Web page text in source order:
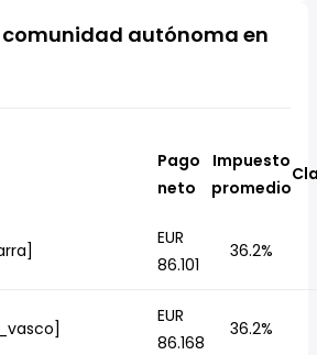
autónoma en
Pago
neto
Impuesto
promedio
EUR
86.101
36.2%
EUR
86.168
36.2%